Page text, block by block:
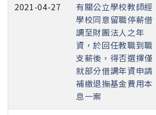
2021-04-27
有關公立學校教師經
學校同意留職停薪借
調至財團法人之年
資，於回任教職到職
支薪後，得否選擇僅
就部分借調年資申請
補繳退撫基金費用本
息一案